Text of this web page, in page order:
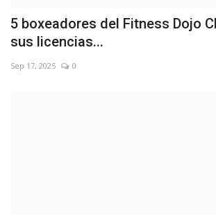
5 boxeadores del Fitness Dojo
sus licencias...
Sep 17, 2025 0